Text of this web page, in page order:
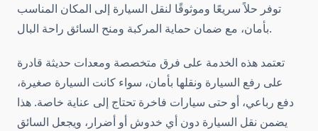
توفر حلاً سريعًا وموثوقًا لنقل السيارة إلى المكان المناسب
بأمان، مع ضمان حماية المركبة ومنح السائق راحة البال.
تعتمد هذه الخدمة على فرق متخصصة ومعدات حديثة قادرة
على رفع السيارة ونقلها بأمان، سواء كانت السيارة صغيرة،
دفع رباعي، أو حتى سيارات فاخرة تحتاج إلى عناية خاصة. هذا
يضمن نقل السيارة دون أي خدوش أو أضرار، ويجعل السائق